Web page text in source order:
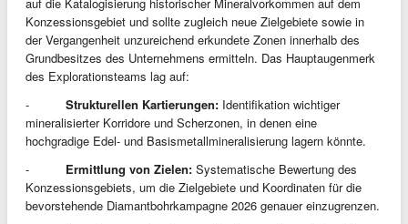
Konzessionsgebiet und sollte zugleich neue Zielgebiete sowie in
der Vergangenheit unzureichend erkundete Zonen innerhalb des
Grundbesitzes des Unternehmens ermitteln. Das Hauptaugenmerk
des Explorationsteams lag auf:
- Strukturellen Kartierungen: Identifikation wichtiger
mineralisierter Korridore und Scherzonen, in denen eine
hochgradige Edel- und Basismetallmineralisierung lagern könnte.
- Ermittlung von Zielen: Systematische Bewertung des
Konzessionsgebiets, um die Zielgebiete und Koordinaten für die
bevorstehende Diamantbohrkampagne 2026 genauer einzugrenzen.